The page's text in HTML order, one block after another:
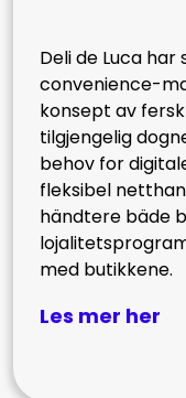
Deli de Luca
convenience-
konsept av
tilgjengelig
behov for
fleksibel
händtere bäde
med butikkene.
Les mer her